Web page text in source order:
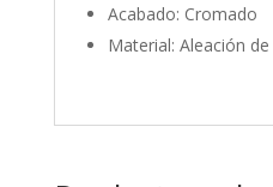
Acabado: Cromado
Material: Aleación